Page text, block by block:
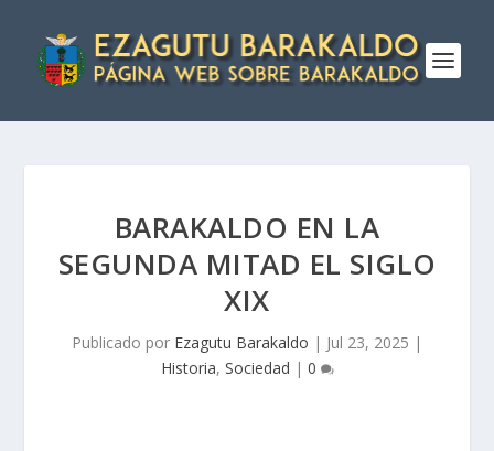
BARAKALDO EN LA
SEGUNDA MITAD EL SIGLO
XIX
Publicado por Ezagutu Barakaldo | Jul 23, 2025 |
Historia, Sociedad | 0